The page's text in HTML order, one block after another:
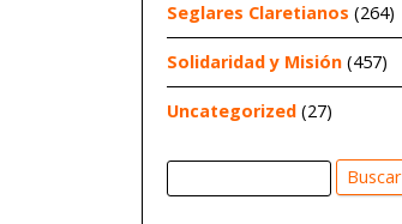
Seglares Claretianos (264)
Solidaridad y Misión (457)
Uncategorized (27)
Buscar